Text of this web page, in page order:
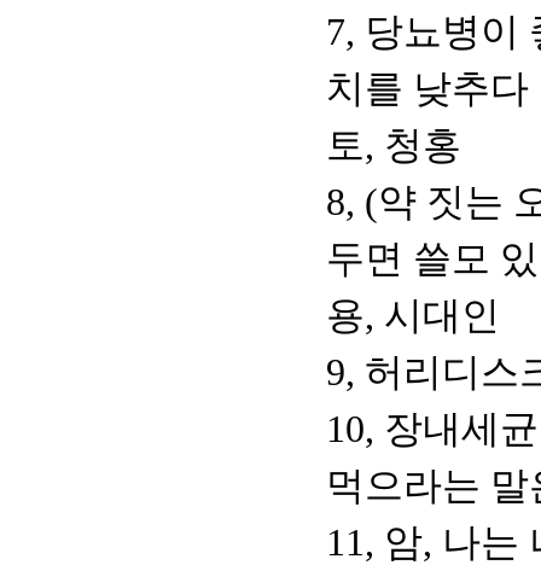
7, 당뇨병이
치를 낮추
토, 청홍
8, (약 짓는
두면 쓸모
용, 시대인
9, 허리디스
10, 장내세
먹으라는
11, 암, 나는